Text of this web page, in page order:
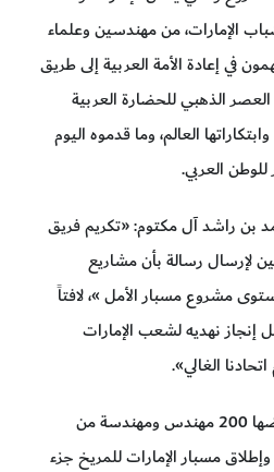
الإمارات، من مهندسين وعلماء
في إعادة الأمة العربية إلى طريق
الذهبي للحضارة العربية
العالم، وما قدموه اليوم
العربي.
راشد آل مكتوم: «تكريم فريق
لإرسال رسالة بأن مشاريع
مشروع مسبار الأمل »، لافتاً
إنجاز نهديه لشعب الإمارات
الغالي».
وأضاف سموه: «الرحلة التي خاضها 200 مهندس ومهندسة من
وإطلاق مسبار الإمارات للمريخ جزء